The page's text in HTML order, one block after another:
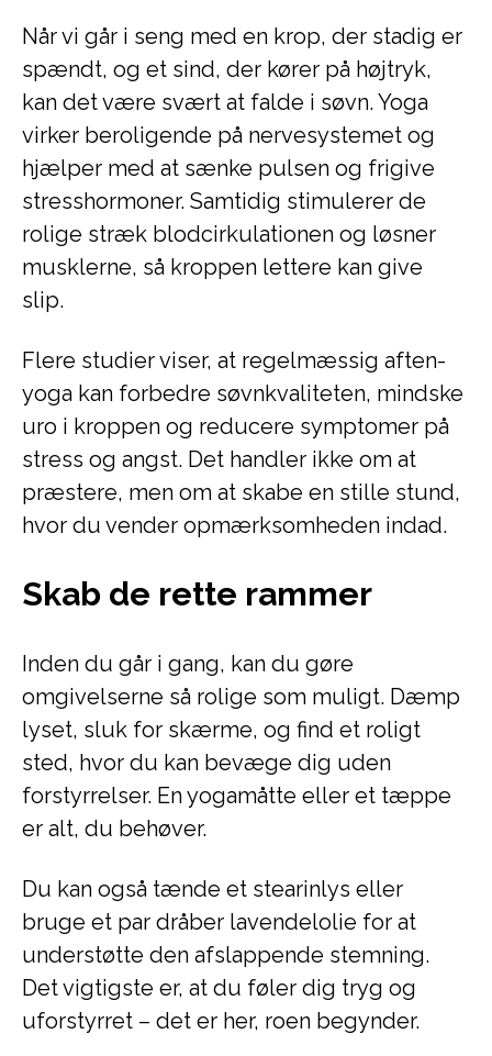
Når vi går i seng med en krop, der stadig er
spændt, og et sind, der kører på højtryk,
kan det være svært at falde i søvn. Yoga
virker beroligende på nervesystemet og
hjælper med at sænke pulsen og frigive
stresshormoner. Samtidig stimulerer de
rolige stræk blodcirkulationen og løsner
musklerne, så kroppen lettere kan give
slip.
Flere studier viser, at regelmæssig aften-
yoga kan forbedre søvnkvaliteten, mindske
uro i kroppen og reducere symptomer på
stress og angst. Det handler ikke om at
præstere, men om at skabe en stille stund,
hvor du vender opmærksomheden indad.
Skab de rette rammer
Inden du går i gang, kan du gøre
omgivelserne så rolige som muligt. Dæmp
lyset, sluk for skærme, og find et roligt
sted, hvor du kan bevæge dig uden
forstyrrelser. En yogamåtte eller et tæppe
er alt, du behøver.
Du kan også tænde et stearinlys eller
bruge et par dråber lavendelolie for at
understøtte den afslappende stemning.
Det vigtigste er, at du føler dig tryg og
uforstyrret – det er her, roen begynder.